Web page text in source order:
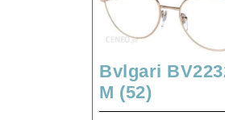
Bvlgari
M (52)Bvlgari
BV2232